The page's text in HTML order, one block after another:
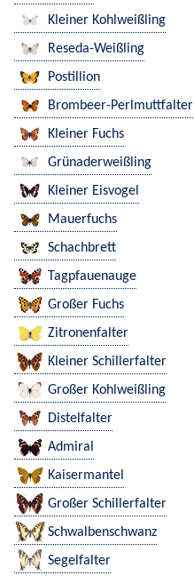
Kleiner Kohlweißling
Reseda-Weißling
Postillion
Brombeer-Perlmuttfalter
Kleiner Fuchs
Grünaderweißling
Kleiner Eisvogel
Mauerfuchs
Schachbrett
Tagpfauenauge
Großer Fuchs
Zitronenfalter
Kleiner Schillerfalter
Großer Kohlweißling
Distelfalter
Admiral
Kaisermantel
Großer Schillerfalter
Schwalbenschwanz
Segelfalter